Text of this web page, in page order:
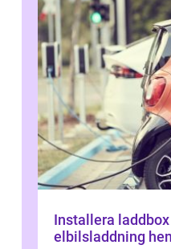
Installera laddbox i
elbilsladdning